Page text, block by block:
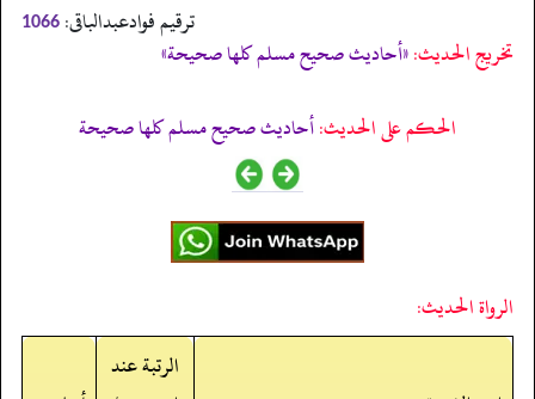
ترقیم فوادعبدالباقی: 1066
تخریج الحدیث:«أحاديث صحيح مسلم كلها صحيحة»
الحكم على الحديث:أحاديث صحيح مسلم كلها صحيحة
الرواة الحديث:
الرتبة عند